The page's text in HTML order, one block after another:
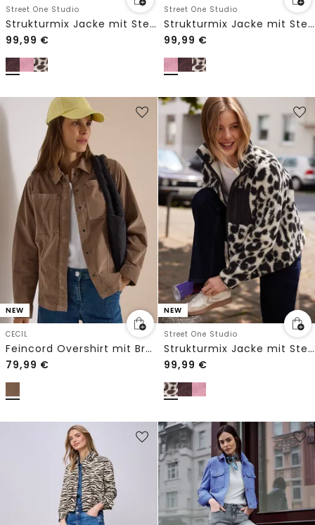
Street One Studio
Strukturmix Jacke mit Stehkragen
99,99 €
Street One Studio
Strukturmix Jacke mit Stehkragen
99,99 €
NEW
CECIL
Feincord Overshirt mit Brusttaschen
79,99 €
NEW
Street One Studio
Strukturmix Jacke mit Stehkragen
99,99 €